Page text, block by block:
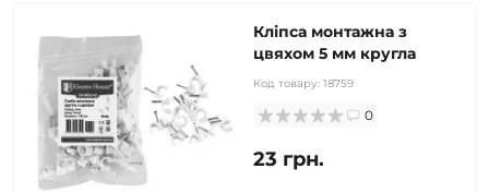
Кліпса монтажна з
цвяхом 5 мм кругла
Код товару: 18759
0
23 грн.